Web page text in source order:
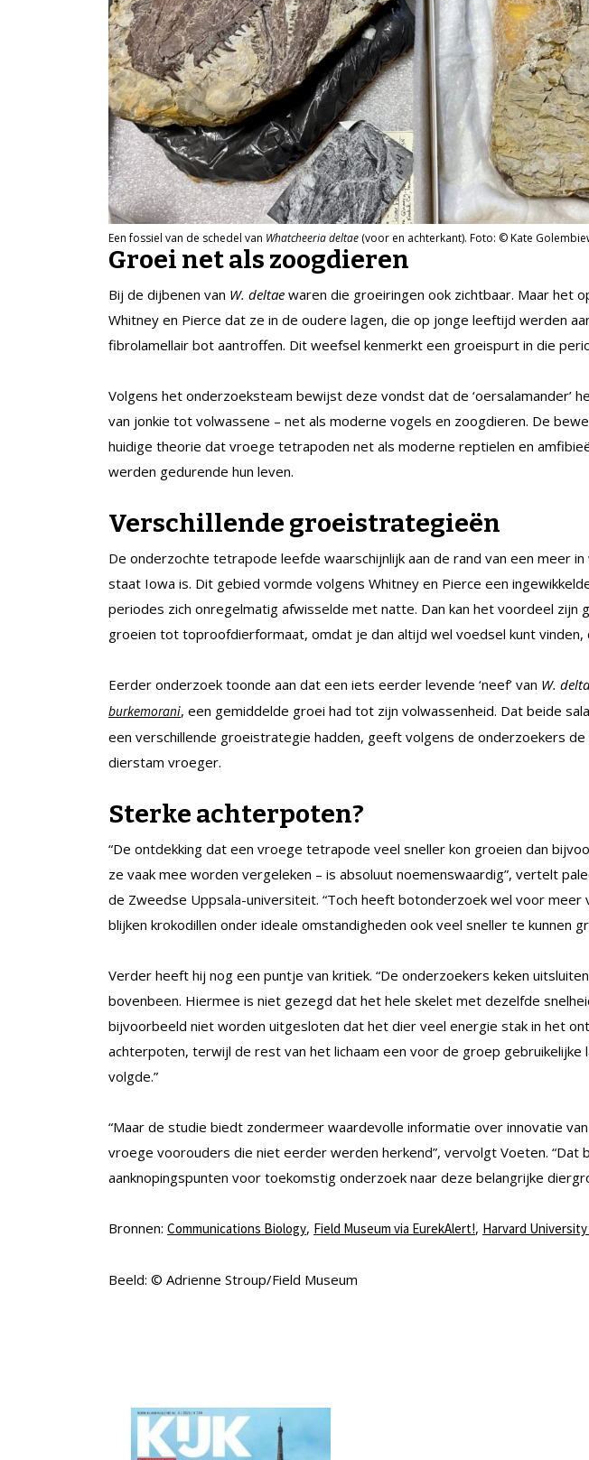
Een fossiel van de schedel van Whatcheeria deltae (voor en achterkant). Foto: © Kate
Groei net als zoogdieren
Bij de dijbenen van W. deltae waren die groeiringen ook zichtbaar. Maar het
Whitney en Pierce dat ze in de oudere lagen, die op jonge leeftijd werden
fibrolamellair bot aantroffen. Dit weefsel kenmerkt een groeispurt in die
Volgens het onderzoeksteam bewijst deze vondst dat de ‘oersalamander’
van jonkie tot volwassene – net als moderne vogels en zoogdieren. De
huidige theorie dat vroege tetrapoden net als moderne reptielen en
werden gedurende hun leven.
Verschillende groeistrategieën
De onderzochte tetrapode leefde waarschijnlijk aan de rand van een meer in
staat Iowa is. Dit gebied vormde volgens Whitney en Pierce een
periodes zich onregelmatig afwisselde met natte. Dan kan het voordeel zijn
groeien tot toproofdierformaat, omdat je dan altijd wel voedsel kunt vinden,
Eerder onderzoek toonde aan dat een iets eerder levende ‘neef’ van W.
burkemorani, een gemiddelde groei had tot zijn volwassenheid. Dat beide
een verschillende groeistrategie hadden, geeft volgens de onderzoekers
dierstam vroeger.
Sterke achterpoten?
“De ontdekking dat een vroege tetrapode veel sneller kon groeien dan
ze vaak mee worden vergeleken – is absoluut noemenswaardig”, vertelt
de Zweedse Uppsala-universiteit. “Toch heeft botonderzoek wel voor meer
blijken krokodillen onder ideale omstandigheden ook veel sneller te kunnen
Verder heeft hij nog een puntje van kritiek. “De onderzoekers keken
bovenbeen. Hiermee is niet gezegd dat het hele skelet met dezelfde
bijvoorbeeld niet worden uitgesloten dat het dier veel energie stak in het
achterpoten, terwijl de rest van het lichaam een voor de groep gebruikelijke
volgde.”
“Maar de studie biedt zondermeer waardevolle informatie over innovatie
vroege voorouders die niet eerder werden herkend”, vervolgt Voeten. “Dat
aanknopingspunten voor toekomstig onderzoek naar deze belangrijke
Bronnen: Communications Biology, Field Museum via EurekAlert!, Harvard
Beeld: © Adrienne Stroup/Field Museum